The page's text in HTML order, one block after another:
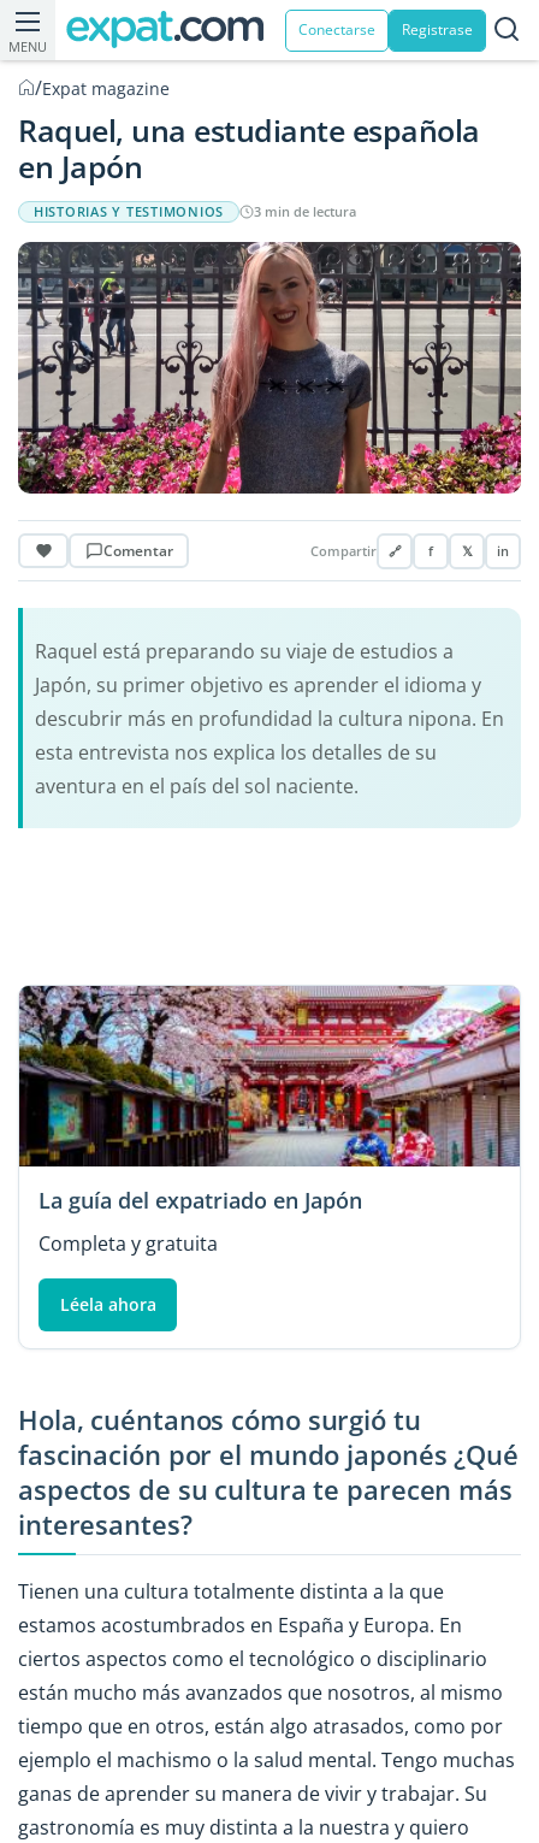
MENU
Conectarse Registrase
/Expat magazine
Raquel, una estudiante española
en Japón
HISTORIAS Y TESTIMONIOS 3 min de lectura
Comentar Compartir 🔗 f 𝕏 in
Raquel está preparando su viaje de estudios a
Japón, su primer objetivo es aprender el idioma y
descubrir más en profundidad la cultura nipona. En
esta entrevista nos explica los detalles de su
aventura en el país del sol naciente.
La guía del expatriado en Japón
Completa y gratuita
Léela ahora
Hola, cuéntanos cómo surgió tu
fascinación por el mundo japonés ¿Qué
aspectos de su cultura te parecen más
interesantes?
Tienen una cultura totalmente distinta a la que
estamos acostumbrados en España y Europa. En
ciertos aspectos como el tecnológico o disciplinario
están mucho más avanzados que nosotros, al mismo
tiempo que en otros, están algo atrasados, como por
ejemplo el machismo o la salud mental. Tengo muchas
ganas de aprender su manera de vivir y trabajar. Su
gastronomía es muy distinta a la nuestra y quiero